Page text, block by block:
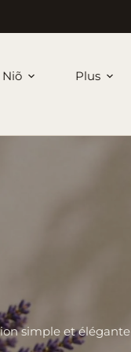
Plus
simple et élégante